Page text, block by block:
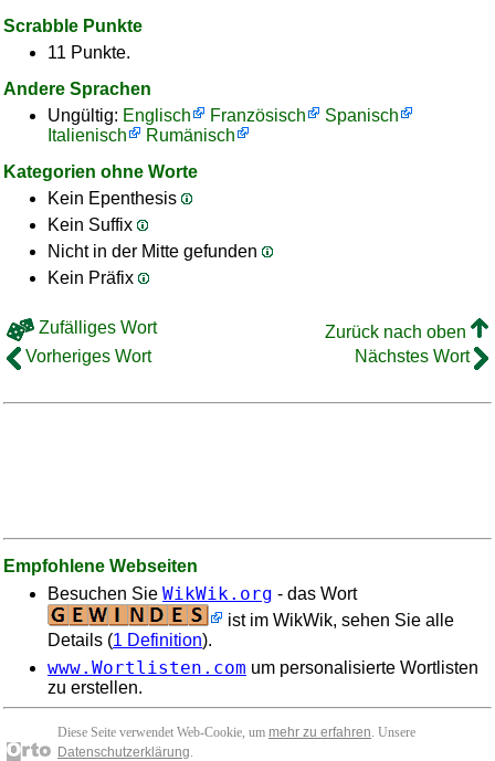
Scrabble Punkte
11 Punkte.
Andere Sprachen
Ungültig: Englisch Französisch
Spanisch
Italienisch
Rumänisch
Kategorien ohne Worte
Kein Epenthesis
Kein Suffix
Nicht in der Mitte gefunden
Kein Präfix
Zufälliges Wort
Zurück nach oben
Vorheriges Wort
Nächstes Wort
Empfohlene Webseiten
Besuchen Sie WikWik.org - das Wort
ist im WikWik, sehen Sie alle
Details (1 Definition).
www.Wortlisten.com um personalisierte Wortlisten
zu erstellen.
Diese Seite verwendet Web-Cookie, um mehr zu erfahren. Unsere
Datenschutzerklärung.